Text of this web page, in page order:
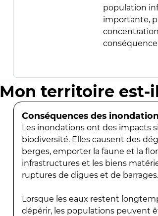
population
importante,
Mon territoire est-
Conséquences des
Les inondations ont des impacts
biodiversité. Elles causent des
berges, emporter la faune et la
infrastructures et les biens
ruptures de digues et de barrages.
Lorsque les eaux restent
dépérir, les populations peuvent